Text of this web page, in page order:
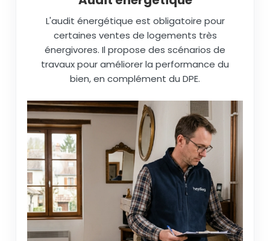
L'audit énergétique est obligatoire pour
certaines ventes de logements très
énergivores. Il propose des scénarios de
travaux pour améliorer la performance du
bien, en complément du DPE.